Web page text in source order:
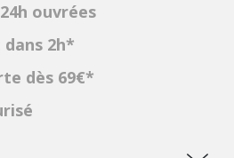
ouvrées
2h*
dès 69€*